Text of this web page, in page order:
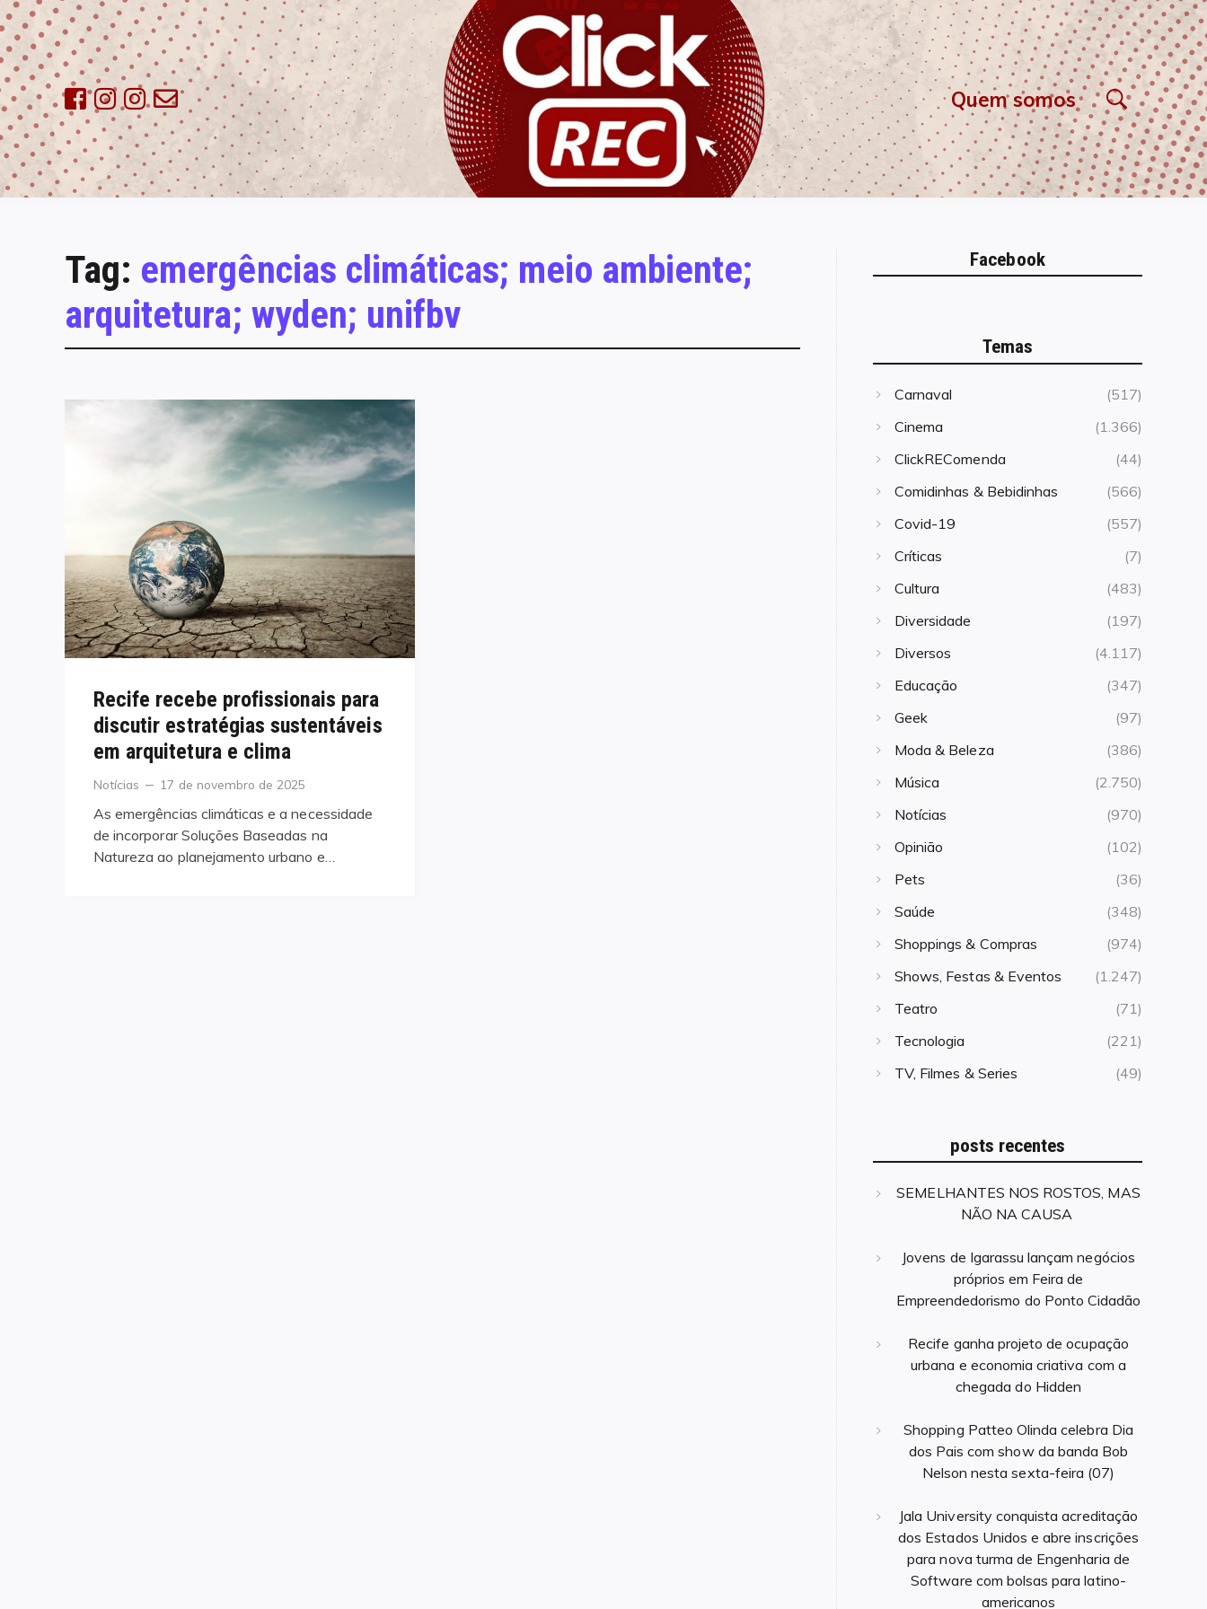
Skip
to
content
ClickREC Quem somos
Tag: emergências climáticas; meio ambiente;
arquitetura; wyden; unifbv
Recife recebe profissionais para
discutir estratégias sustentáveis
em arquitetura e clima
Categories
Notícias
Posted
17 de novembro de 2025
As emergências climáticas e a necessidade
de incorporar Soluções Baseadas na
Natureza ao planejamento urbano e…
Facebook
Temas
Carnaval
(517)
Cinema
(1.366)
ClickREComenda
(44)
Comidinhas & Bebidinhas
(566)
Covid-19
(557)
Críticas
(7)
Cultura
(483)
Diversidade
(197)
Diversos
(4.117)
Educação
(347)
Geek
(97)
Moda & Beleza
(386)
Música
(2.750)
Notícias
(970)
Opinião
(102)
Pets
(36)
Saúde
(348)
Shoppings & Compras
(974)
Shows, Festas & Eventos
(1.247)
Teatro
(71)
Tecnologia
(221)
TV, Filmes & Series
(49)
posts recentes
SEMELHANTES NOS ROSTOS, MAS
NÃO NA CAUSA
Jovens de Igarassu lançam negócios
próprios em Feira de
Empreendedorismo do Ponto Cidadão
Recife ganha projeto de ocupação
urbana e economia criativa com a
chegada do Hidden
Shopping Patteo Olinda celebra Dia
dos Pais com show da banda Bob
Nelson nesta sexta-feira (07)
Jala University conquista acreditação
dos Estados Unidos e abre inscrições
para nova turma de Engenharia de
Software com bolsas para latino-
americanos